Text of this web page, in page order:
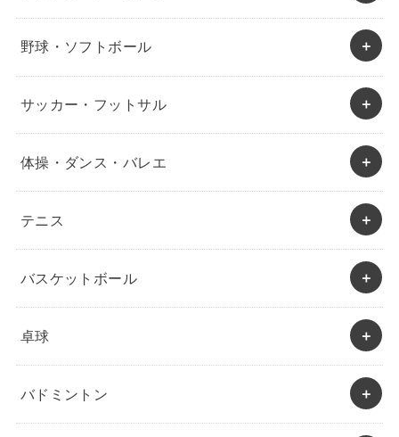
野球・ソフトボール
サッカー・フットサル
体操・ダンス・バレエ
テニス
バスケットボール
卓球
バドミントン